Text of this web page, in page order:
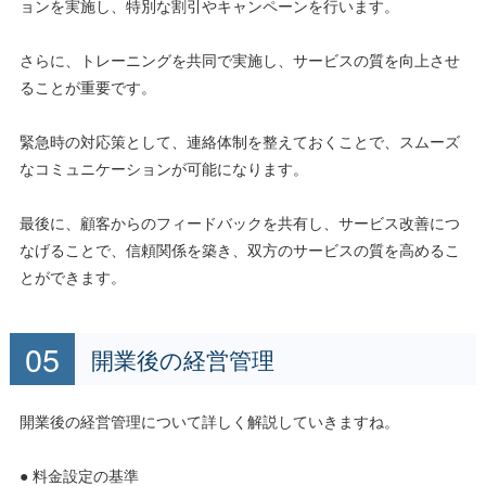
ョンを実施し、特別な割引やキャンペーンを行います。
さらに、トレーニングを共同で実施し、サービスの質を向上させ
ることが重要です。
緊急時の対応策として、連絡体制を整えておくことで、スムーズ
なコミュニケーションが可能になります。
最後に、顧客からのフィードバックを共有し、サービス改善につ
なげることで、信頼関係を築き、双方のサービスの質を高めるこ
とができます。
開業後の経営管理
開業後の経営管理について詳しく解説していきますね。
● 料金設定の基準